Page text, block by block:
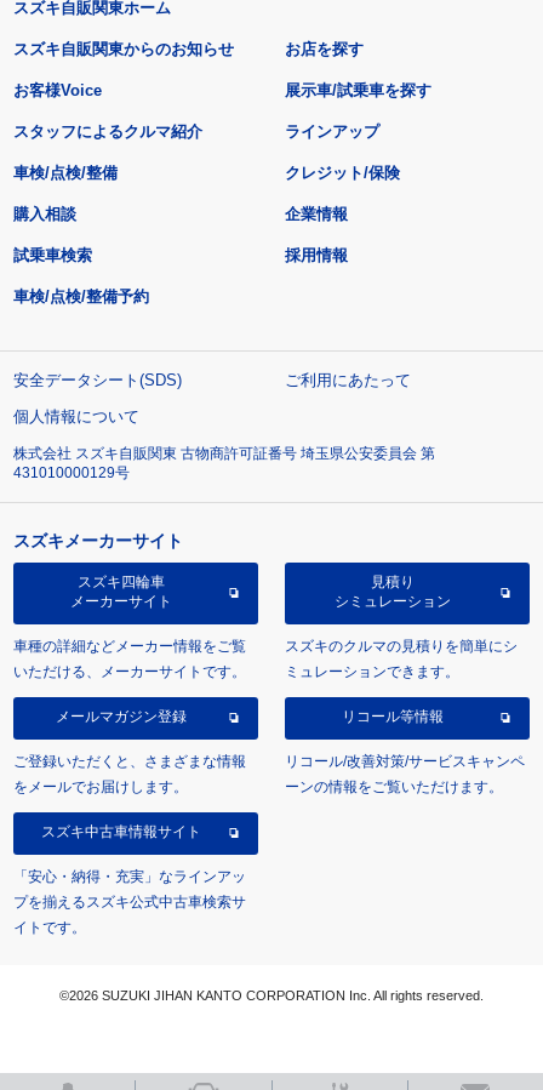
スズキ自販関東ホーム
スズキ自販関東からのお知らせ
お客様Voice
スタッフによるクルマ紹介
お店を探す
展示車/試乗車を探す
ラインアップ
車検/点検/整備 クレジット/保険
購入相談
試乗車検索
車検/点検/整備予約
企業情報
採用情報
安全データシート(SDS)
ご利用にあたって
個人情報について
株式会社 スズキ自販関東 古物商許可証番号 埼玉県公安委員会 第
431010000129号
スズキメーカーサイト
スズキ四輪車
メーカーサイト
車種の詳細などメーカー情報をご覧
いただける、メーカーサイトです。
見積り
シミュレーション
スズキのクルマの見積りを簡単にシ
ミュレーションできます。
メールマガジン登録
ご登録いただくと、さまざまな情報
をメールでお届けします。
リコール等情報
リコール/改善対策/サービスキャンペ
ーンの情報をご覧いただけます。
スズキ中古車情報サイト
「安心・納得・充実」なラインアッ
プを揃えるスズキ公式中古車検索サ
イトです。
©2026 SUZUKI JIHAN KANTO CORPORATION Inc. All rights reserved.